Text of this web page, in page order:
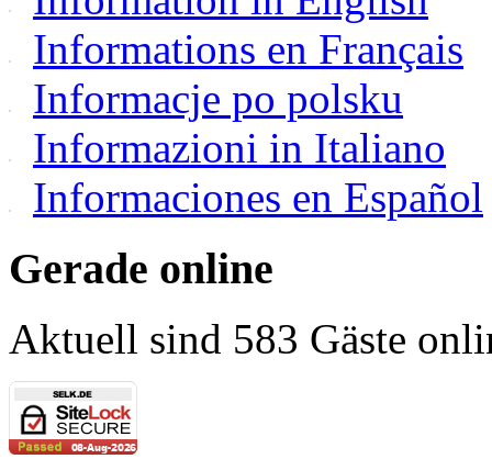
Informations en Français
Informacje po polsku
Informazioni in Italiano
Informaciones en Español
Gerade online
Aktuell sind 583 Gäste